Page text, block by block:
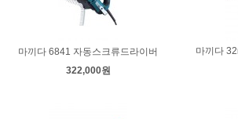
마끼다 6841 자동스크류드라이버
322,000원
마끼다